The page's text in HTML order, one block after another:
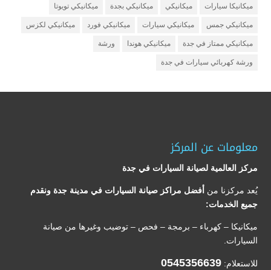
ميكانيكا سيارات ميكانيكي ميكانيكي بجدة ميكانيكي تويوتا
ميكانيكي جمس ميكانيكي سيارات ميكانيكي فورد ميكانيكي لكزس
ميكانيكي ممتاز في جدة ميكانيكي هوندا ورشة
ورشة كهربائي سيارات في جدة
معلومات عن المركز
مركز العالمية لصيانة السيارات في جدة
يُعد مركزنا من أفضل مراكز صيانة السيارات في مدينة جدة ونقدم
جميع الخدمات:
ميكانيكا – كهرباء – برمجة – فحص – توضيب وغيرها من صيانة
السيارات.
للاستعلام: 0545356639